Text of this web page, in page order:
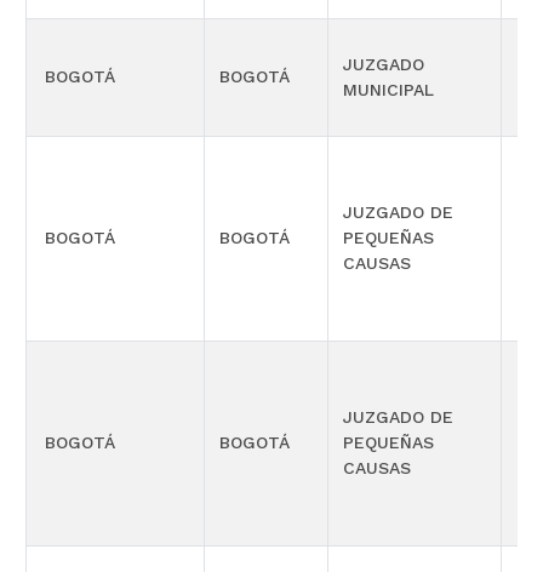
BOGOTÁ BOGOTÁ
JUZGADO
MUNICIPAL
BOGOTÁ BOGOTÁ
JUZGADO DE
PEQUEÑAS
CAUSAS
BOGOTÁ BOGOTÁ
JUZGADO DE
PEQUEÑAS
CAUSAS